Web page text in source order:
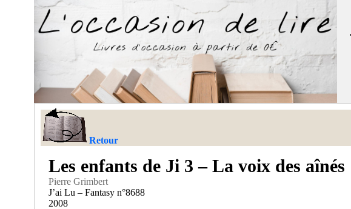
Retour
Les enfants de Ji 3 – La voix des aînés
Pierre Grimbert
J’ai Lu – Fantasy n°8688
2008